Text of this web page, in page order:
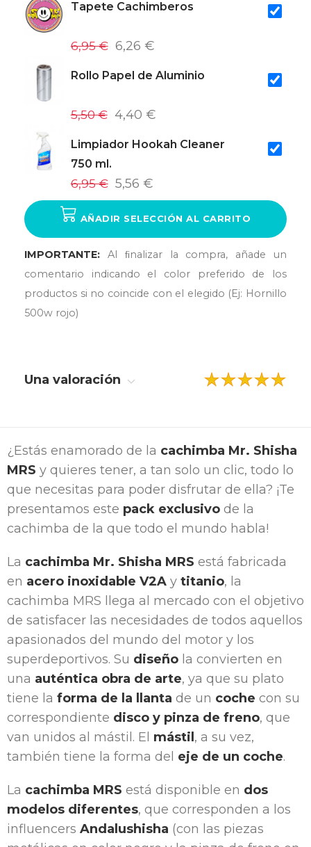
Tapete Cachimberos
6,95 € 6,26 €
Rollo Papel de Aluminio
5,50 € 4,40 €
Limpiador Hookah Cleaner
750 ml.
6,95 € 5,56 €
AÑADIR SELECCIÓN AL CARRITO
IMPORTANTE: Al ﬁnalizar la compra, añade un
comentario indicando el color preferido de los
productos si no coincide con el elegido (Ej: Hornillo
500w rojo)
Una valoración
¿Estás enamorado de la cachimba Mr. Shisha
MRS y quieres tener, a tan solo un clic, todo lo
que necesitas para poder disfrutar de ella? ¡Te
presentamos este pack exclusivo de la
cachimba de la que todo el mundo habla!
La cachimba Mr. Shisha MRS está fabricada
en acero inoxidable V2A y titanio, la
cachimba MRS llega al mercado con el objetivo
de satisfacer las necesidades de todos aquellos
apasionados del mundo del motor y los
superdeportivos. Su diseño la convierten en
una auténtica obra de arte, ya que su plato
tiene la forma de la llanta de un coche con su
correspondiente disco y pinza de freno, que
van unidos al mástil. El mástil , a su vez,
también tiene la forma del eje de un coche.
La cachimba MRS está disponible en dos
modelos diferentes, que corresponden a los
influencers Andalushisha (con las piezas